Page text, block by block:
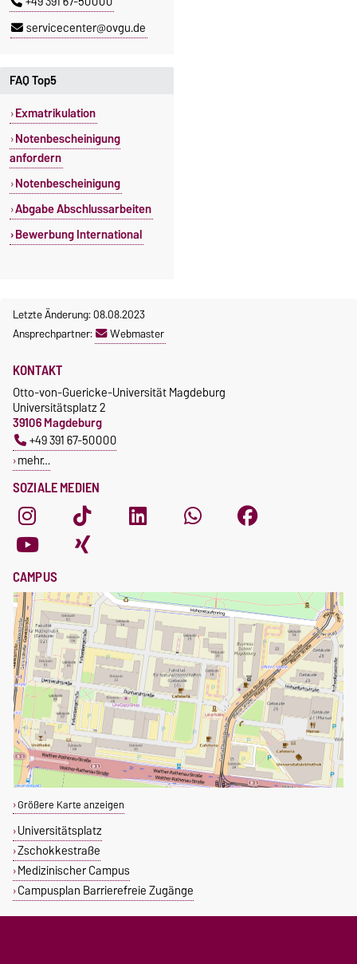
servicecenter@ovgu.de
FAQ Top5
Exmatrikulation
Notenbescheinigung
anfordern
Notenbescheinigung
Abgabe Abschlussarbeiten
Bewerbung International
Letzte Änderung: 08.08.2023
Ansprechpartner:
Webmaster
SOZIALE MEDIEN
KONTAKT
Otto-von-Guericke-Universität Magdeburg
Universitätsplatz 2
39106 Magdeburg
+49 391 67-50000
mehr…
CAMPUS
Größere Karte anzeigen
Universitätsplatz
Zschokkestraße
Medizinischer Campus
Campusplan Barrierefreie Zugänge